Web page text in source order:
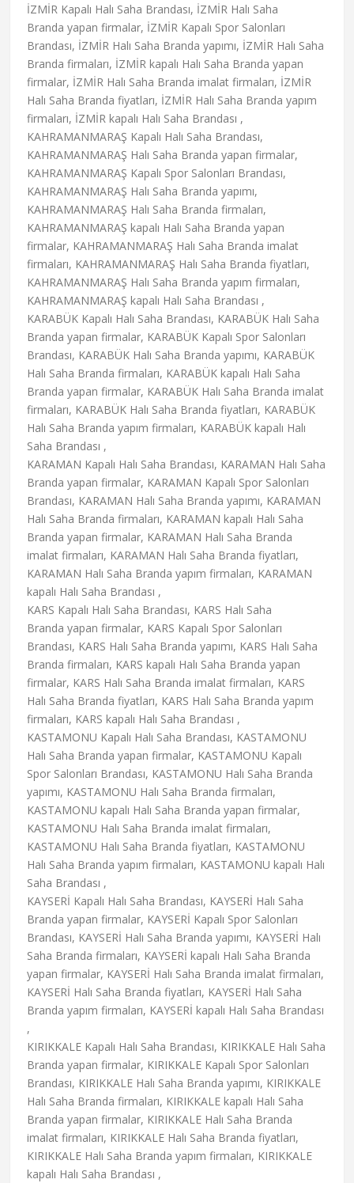
İZMİR Kapalı Halı Saha Brandası, İZMİR Halı Saha
Branda yapan firmalar, İZMİR Kapalı Spor Salonları
Brandası, İZMİR Halı Saha Branda yapımı, İZMİR Halı Saha
Branda firmaları, İZMİR kapalı Halı Saha Branda yapan
firmalar, İZMİR Halı Saha Branda imalat firmaları, İZMİR
Halı Saha Branda fiyatları, İZMİR Halı Saha Branda yapım
firmaları, İZMİR kapalı Halı Saha Brandası ,
KAHRAMANMARAŞ Kapalı Halı Saha Brandası,
KAHRAMANMARAŞ Halı Saha Branda yapan firmalar,
KAHRAMANMARAŞ Kapalı Spor Salonları Brandası,
KAHRAMANMARAŞ Halı Saha Branda yapımı,
KAHRAMANMARAŞ Halı Saha Branda firmaları,
KAHRAMANMARAŞ kapalı Halı Saha Branda yapan
firmalar, KAHRAMANMARAŞ Halı Saha Branda imalat
firmaları, KAHRAMANMARAŞ Halı Saha Branda fiyatları,
KAHRAMANMARAŞ Halı Saha Branda yapım firmaları,
KAHRAMANMARAŞ kapalı Halı Saha Brandası ,
KARABÜK Kapalı Halı Saha Brandası, KARABÜK Halı Saha
Branda yapan firmalar, KARABÜK Kapalı Spor Salonları
Brandası, KARABÜK Halı Saha Branda yapımı, KARABÜK
Halı Saha Branda firmaları, KARABÜK kapalı Halı Saha
Branda yapan firmalar, KARABÜK Halı Saha Branda imalat
firmaları, KARABÜK Halı Saha Branda fiyatları, KARABÜK
Halı Saha Branda yapım firmaları, KARABÜK kapalı Halı
Saha Brandası ,
KARAMAN Kapalı Halı Saha Brandası, KARAMAN Halı Saha
Branda yapan firmalar, KARAMAN Kapalı Spor Salonları
Brandası, KARAMAN Halı Saha Branda yapımı, KARAMAN
Halı Saha Branda firmaları, KARAMAN kapalı Halı Saha
Branda yapan firmalar, KARAMAN Halı Saha Branda
imalat firmaları, KARAMAN Halı Saha Branda fiyatları,
KARAMAN Halı Saha Branda yapım firmaları, KARAMAN
kapalı Halı Saha Brandası ,
KARS Kapalı Halı Saha Brandası, KARS Halı Saha
Branda yapan firmalar, KARS Kapalı Spor Salonları
Brandası, KARS Halı Saha Branda yapımı, KARS Halı Saha
Branda firmaları, KARS kapalı Halı Saha Branda yapan
firmalar, KARS Halı Saha Branda imalat firmaları, KARS
Halı Saha Branda fiyatları, KARS Halı Saha Branda yapım
firmaları, KARS kapalı Halı Saha Brandası ,
KASTAMONU Kapalı Halı Saha Brandası, KASTAMONU
Halı Saha Branda yapan firmalar, KASTAMONU Kapalı
Spor Salonları Brandası, KASTAMONU Halı Saha Branda
yapımı, KASTAMONU Halı Saha Branda firmaları,
KASTAMONU kapalı Halı Saha Branda yapan firmalar,
KASTAMONU Halı Saha Branda imalat firmaları,
KASTAMONU Halı Saha Branda fiyatları, KASTAMONU
Halı Saha Branda yapım firmaları, KASTAMONU kapalı Halı
Saha Brandası ,
KAYSERİ Kapalı Halı Saha Brandası, KAYSERİ Halı Saha
Branda yapan firmalar, KAYSERİ Kapalı Spor Salonları
Brandası, KAYSERİ Halı Saha Branda yapımı, KAYSERİ Halı
Saha Branda firmaları, KAYSERİ kapalı Halı Saha Branda
yapan firmalar, KAYSERİ Halı Saha Branda imalat firmaları,
KAYSERİ Halı Saha Branda fiyatları, KAYSERİ Halı Saha
Branda yapım firmaları, KAYSERİ kapalı Halı Saha Brandası
,
KIRIKKALE Kapalı Halı Saha Brandası, KIRIKKALE Halı Saha
Branda yapan firmalar, KIRIKKALE Kapalı Spor Salonları
Brandası, KIRIKKALE Halı Saha Branda yapımı, KIRIKKALE
Halı Saha Branda firmaları, KIRIKKALE kapalı Halı Saha
Branda yapan firmalar, KIRIKKALE Halı Saha Branda
imalat firmaları, KIRIKKALE Halı Saha Branda fiyatları,
KIRIKKALE Halı Saha Branda yapım firmaları, KIRIKKALE
kapalı Halı Saha Brandası ,